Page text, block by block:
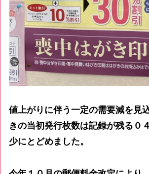
値上がりに伴う一定の需要減を見
きの当初発行枚数は記録が残る０
少にとどめました。